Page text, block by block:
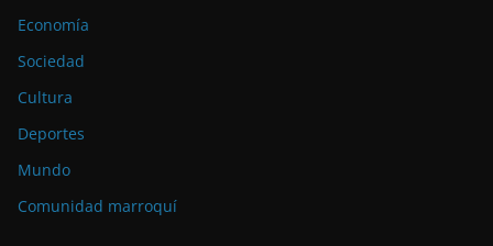
Economía
Sociedad
Cultura
Deportes
Mundo
Comunidad marroquí